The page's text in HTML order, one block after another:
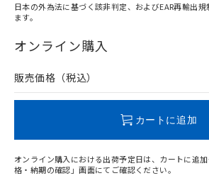
在庫等で未対応品が混在する可能性があ
問い合わせください。
日本の外為法に基づく該非判定、およびEAR再輸出
ます。
オンライン購入
販売価格（税込）
カートに追加
オンライン購入における出荷予定日は、カートに追
格・納期の確認」画面にてご確認ください。